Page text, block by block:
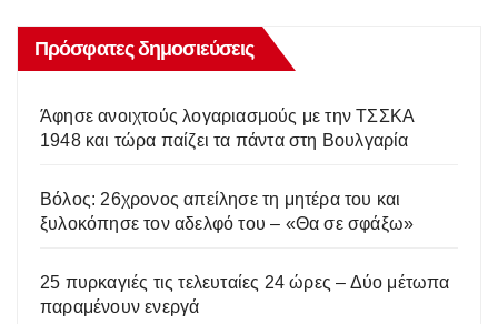
Πρόσφατες δημοσιεύσεις
Άφησε ανοιχτούς λογαριασμούς με την ΤΣΣΚΑ
1948 και τώρα παίζει τα πάντα στη Βουλγαρία
Βόλος: 26χρονος απείλησε τη μητέρα του και
ξυλοκόπησε τον αδελφό του – «Θα σε σφάξω»
25 πυρκαγιές τις τελευταίες 24 ώρες – Δύο μέτωπα
παραμένουν ενεργά